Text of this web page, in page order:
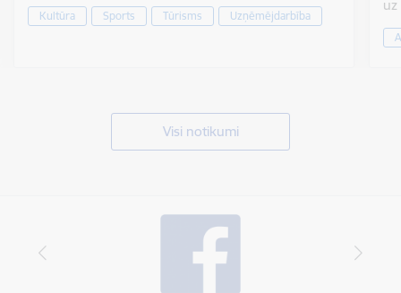
Kultūra Sports Tūrisms Uzņēmējdarbība
Visi notikumi